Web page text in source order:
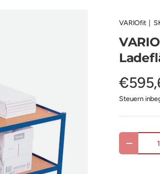
VARIOfit|
Steuern
Menge